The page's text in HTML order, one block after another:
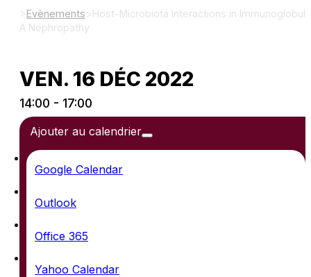
>Evènements>Host-Microbiota Interactions in
A Nephropathy
VEN. 16 DÉC 2022
14:00 - 17:00
Ajouter au calendrier
Google Calendar
Outlook
Office 365
Yahoo Calendar